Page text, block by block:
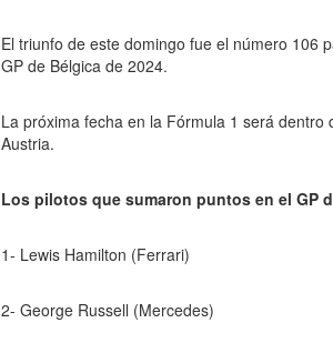
El triunfo de este domingo fue el número 106
GP de Bélgica de 2024.
La próxima fecha en la Fórmula 1 será
Austria.
Los pilotos que sumaron puntos en el GP
1- Lewis Hamilton (Ferrari)
2- George Russell (Mercedes)